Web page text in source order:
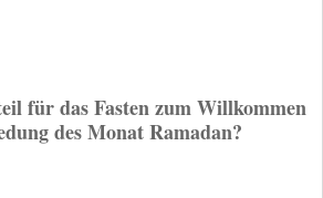
für das Fasten zum Willkommen
des Monat Ramadan?